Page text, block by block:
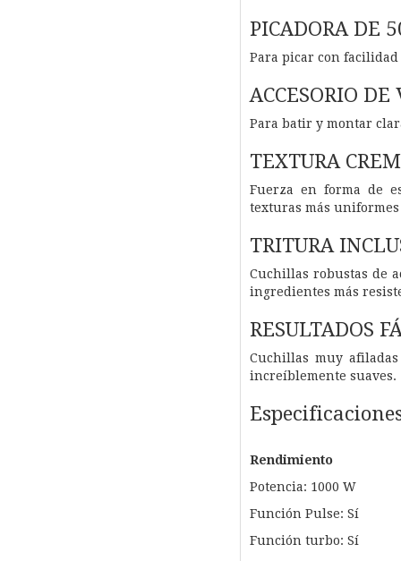
PICADORA DE
Para picar con
ACCESORIO DE
Para batir y montar
TEXTURA
Fuerza en forma de
texturas más
TRITURA
Cuchillas robustas de
ingredientes más
RESULTADOS
Cuchillas muy
increíblemente suaves.
Rendimiento
Potencia: 1000 W
Función Pulse: Sí
Función turbo: Sí